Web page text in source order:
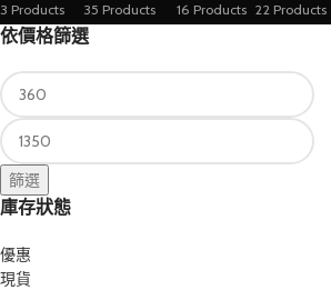
3 Products 35 Products 16 Products 22 Products
依價格篩選
篩選
庫存狀態
優惠
現貨